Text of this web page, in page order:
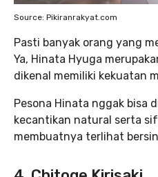
Source: Pikiranrakyat.com
Pasti banyak orang yang
Ya, Hinata Hyuga
dikenal memiliki kekuatan
Pesona Hinata nggak bisa
kecantikan natural serta
membuatnya terlihat